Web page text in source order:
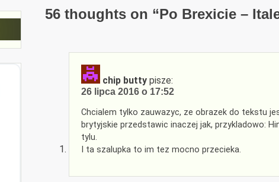
56 thoughts on “Po Brexicie –
chip butty pisze:
26 lipca 2016 o 17:52
Chcialem tylko zauwazyc, ze obrazek do tekstu
brytyjskie przedstawic inaczej jak, przykladowo:
tylu.
I ta szalupka to im tez mocno przecieka.